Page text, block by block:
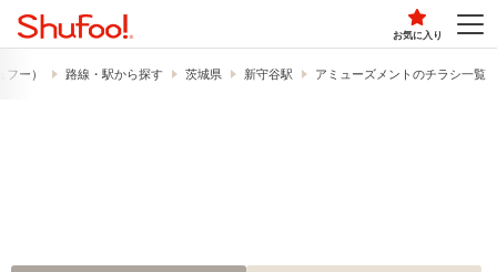
お気に入り
ー） 路線・駅から探す 茨城県 新守谷駅 アミューズメントのチラシ一覧